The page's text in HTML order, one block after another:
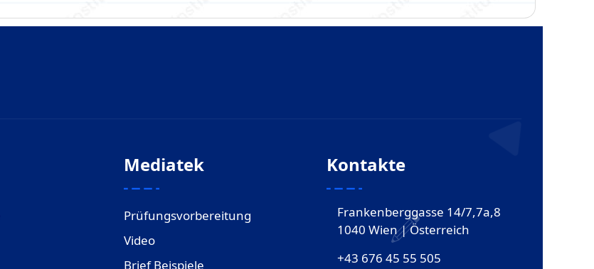
Mediatek
Prüfungsvorbereitung
Video
Brief Beispiele
Kontakte
Frankenberggasse 14/7,7a,8
1040 Wien | Österreich
+43 676 45 55 505